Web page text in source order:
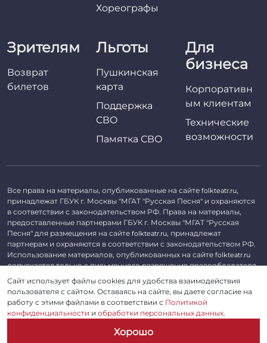
Хореографы
Зрителям
Возврат
билетов
Льготы
Пушкинская
карта
Поддержка
СВО
Памятка СВО
Для
бизнеса
Корпоративн
ым клиентам
Технические
возможности
Все права на материалы, опубликованные на сайте folkteatr.ru,
принадлежат ГБУК г. Москвы "МГАТ "Русская Песня" и охраняются
в соответствии с законодательством РФ. Права на материалы,
предоставленные партнерами ГБУК г. Москвы "МГАТ "Русская
Песня" для размещения на сайте folkteatr.ru, принадлежат
партнерам и охраняются в соответствии с законодательством РФ.
Использование материалов, опубликованных на сайте folkteatr.ru
допускается только с письменного разрешения правообладателя.
©2026 ГБУК г. Москвы «МГАТ «Русская песня». ОГРН 1027739279182,
ИНН 7714039052.
Пользовательское соглашение
Сайт использует файлы cookies для удобства взаимодействия
пользователя с сайтом. Оставаясь на сайте, вы даете согласие на
работу с этими файлами в соответствии с Политикой
конфиденциальности и обработки персональных данных.
Хорошо